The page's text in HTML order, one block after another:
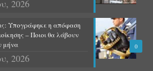
2026
0
Υπογράφηκε η απόφαση
– Ποιοι θα λάβουν
μήνα
2026